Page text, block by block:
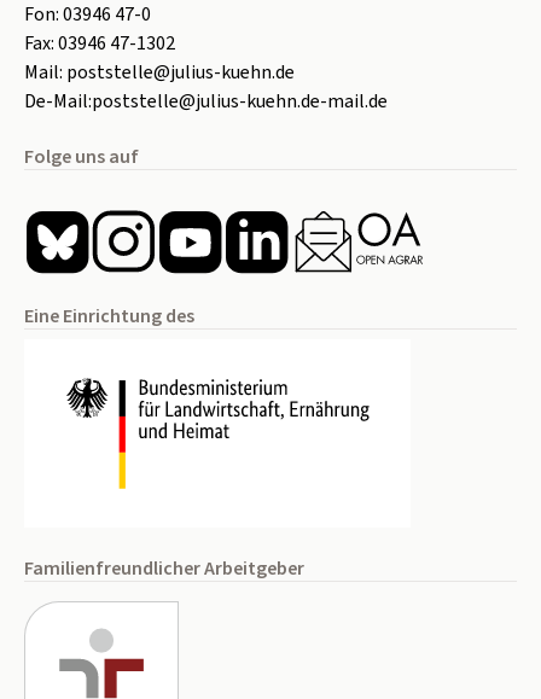
Fon:03946 47-0
Fax:03946 47-1302
Mail: poststelle@julius-kuehn.de
De-Mail:poststelle@julius-kuehn.de-mail.de
Folge uns auf
Eine Einrichtung des
Familienfreundlicher Arbeitgeber